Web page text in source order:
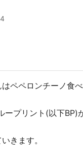
ペペロンチーノ食
ープリント(以下BP)
きます。